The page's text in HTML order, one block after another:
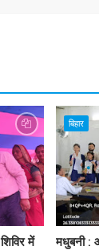
में
बिहार
मधुबनी :